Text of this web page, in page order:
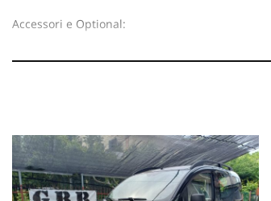
Accessori e Optional:
servo sterzo
radio CD
aria condizionata
gomme All Season
specchi regolazione elettrica